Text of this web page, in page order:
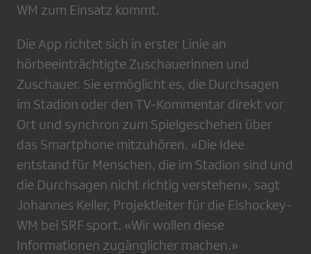
WM zum Einsatz kommt.
Die App richtet sich in erster Linie an
hörbeeinträchtigte Zuschauerinnen und
Zuschauer. Sie ermöglicht es, die Durchsagen
im Stadion oder den TV-Kommentar direkt vor
Ort und synchron zum Spielgeschehen über
das Smartphone mitzuhören. «Die Idee
entstand für Menschen, die im Stadion sind und
die Durchsagen nicht richtig verstehen», sagt
Johannes Keller, Projektleiter für die Eishockey-
WM bei SRF sport. «Wir wollen diese
Informationen zugänglicher machen.»